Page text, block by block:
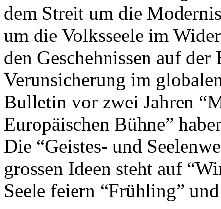
dem Streit um die
um die Volksseele im
den Geschehnissen auf
Verunsicherung im
Bulletin vor zwei Jahren
Europäischen Bühne”
Die “Geistes- und
grossen Ideen steht auf
Seele feiern “Frühling”